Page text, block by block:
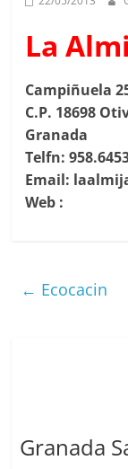
La
Campiñuela
C.P. 18698
Granada
Telfn:
Email:
Web :
← Ecocacin
Granada